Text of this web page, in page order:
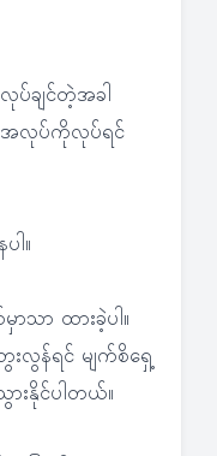
ချင်တဲ့အခါ
တဲ့အလုပ်ကိုလုပ်ရင်
။
ာ ထားခဲ့ပါ။
န်ရင် မျက်စိရှေ့
နိုင်ပါတယ်။